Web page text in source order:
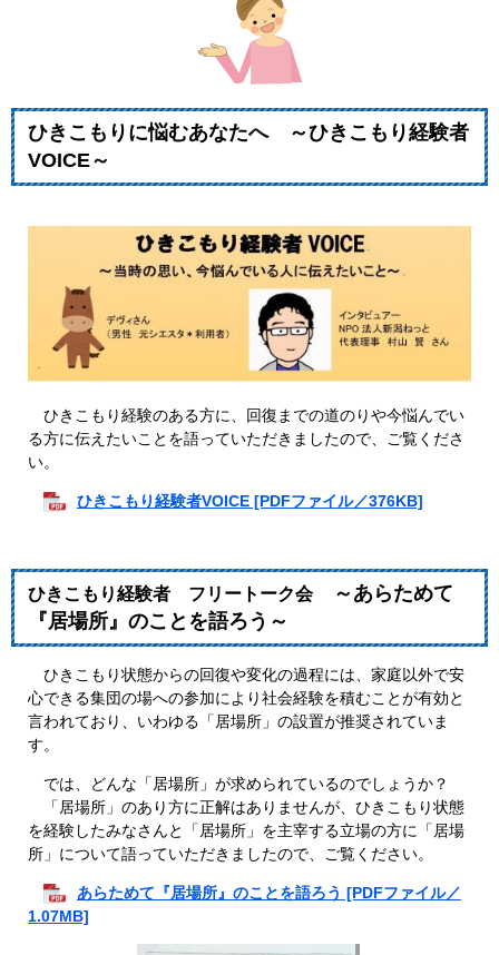
ひきこもりに悩むあなたへ ～ひきこもり経験者
VOICE～
ひきこもり経験のある方に、回復までの道のりや今悩んでい
る方に伝えたいことを語っていただきましたので、ご覧くださ
い。
ひきこもり経験者VOICE [PDFファイル／376KB]
ひきこもり経験者 フリートーク会～あらためて
『居場所』のことを語ろう～
ひきこもり状態からの回復や変化の過程には、家庭以外で安
心できる集団の場への参加により社会経験を積むことが有効と
言われており、いわゆる「居場所」の設置が推奨されていま
す。
では、どんな「居場所」が求められているのでしょうか？
「居場所」のあり方に正解はありませんが、ひきこもり状態
を経験したみなさんと「居場所」を主宰する立場の方に「居場
所」について語っていただきましたので、ご覧ください。
あらためて『居場所』のことを語ろう [PDFファイル／
1.07MB]